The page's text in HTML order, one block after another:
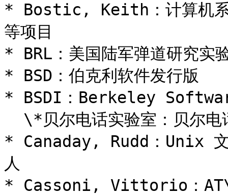
* Bostic, Keith：计算机系
等项目
* BRL：美国陆军弹道研究实
* BSD：伯克利软件发行版
* BSDI：Berkeley
* Canaday, Rudd：Unix 文
人
* Cassoni, Vittorio：